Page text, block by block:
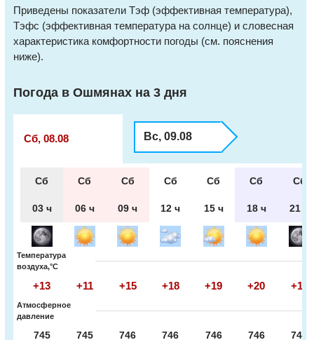
Приведены показатели Тэф (эффективная температура),
Тэфс (эффективная температура на солнце) и словесная
характеристика комфортности погоды (см. пояснения
ниже).
Погода в Ошмянах на 3 дня
Сб, 08.08 Вс, 09.08
Сб Сб Сб Сб Сб Сб Сб
03 ч 06 ч 09 ч 12 ч 15 ч 18 ч 21 ч
Температура
воздуха,°С
+13 +11 +15 +18 +19 +20 +16
Атмосферное
давление
745 745 746 746 746 746 746